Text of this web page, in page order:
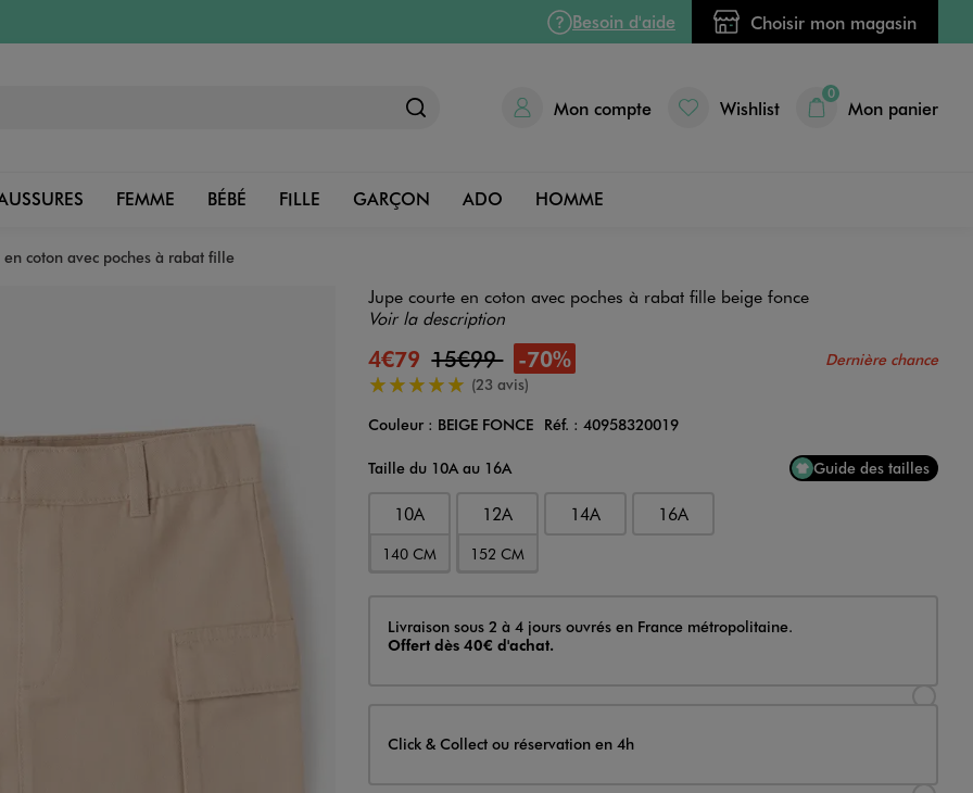
Besoin d'aide Choisir mon magasin
Mon compte Wishlist
0
Mon panier
FEMME BÉBÉ FILLE GARÇON ADO HOMME
coton avec poches à rabat fille
Jupe courte en coton avec poches à rabat fille beige fonce
Voir la description
4€79 15€99 -70% Dernière chance
5/5 de moyenne(23 avis)
Couleur
Couleur : BEIGE FONCE Réf. : 40958320019
Taille du 10A au 16A
Guide des tailles
10A
140 CM
12A
152 CM
14A 16A
Livraison
Livraison sous 2 à 4 jours ouvrés en France métropolitaine.
Offert dès 40€ d'achat.
Click & Collect ou réservation en 4h